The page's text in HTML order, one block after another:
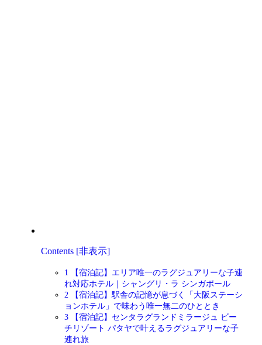
Contents [非表示]
1
【宿泊記】エリア唯一のラグジュアリーな子連
れ対応ホテル｜シャングリ・ラ シンガポール
2 【宿泊記】駅舎の記憶が息づく「大阪ステーシ
ョンホテル」で味わう唯一無二のひととき
3 【宿泊記】センタラグランドミラージュ ビー
チリゾート パタヤで叶えるラグジュアリーな子
連れ旅